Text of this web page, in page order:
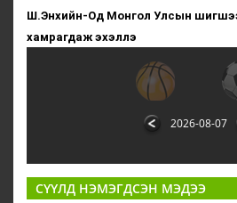
Ш.Энхийн-Од Монгол Улсын
хамрагдаж эхэллэ
2026-08-07
СҮҮЛД НЭМЭГДСЭН МЭДЭЭ